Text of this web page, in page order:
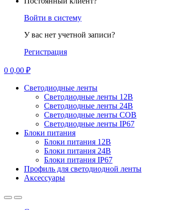
Войти в систему
У вас нет учетной записи?
Регистрация
0 0,00 ₽
Светодиодные ленты
Светодиодные ленты 12В
Светодиодные ленты 24В
Светодиодные ленты COB
Светодиодные ленты IP67
Блоки питания
Блоки питания 12В
Блоки питания 24В
Блоки питания IP67
Профиль для светодиодной ленты
Аксессуары